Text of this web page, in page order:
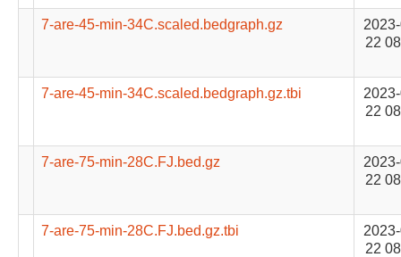
7-are-45-min-34C.scaled.bedgraph.gz
22
7-are-45-min-34C.scaled.bedgraph.gz.tbi
22
7-are-75-min-28C.FJ.bed.gz
22
7-are-75-min-28C.FJ.bed.gz.tbi
22